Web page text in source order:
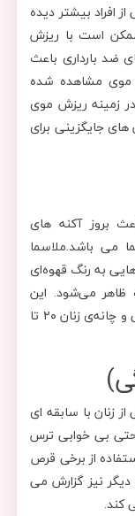
افراد بیشتر دیده
ممکن است با ریزش
ضد بارداری باعث
مشاهده شده
زمینه ریزش موی
جایگزینی برای
بروز آکنه های
می باشد.ملاسما
به رنگ قهوه‌ای
ظاهر می‌شود. این
لکه‌ها معمولا روی گونه‌ها، پشت لب، پیشانی و چانه‌ی زنان ۲۰ تا
زنان با سابقه ای
بی خوابی ترس
از برخی قرص
دیگر نیز گزارش می
کند.